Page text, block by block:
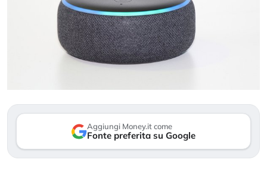
Aggiungi Money.it come
Fonte preferita su Google